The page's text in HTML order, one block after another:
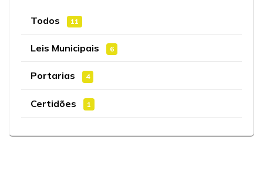
Todos 11
Leis Municipais 6
Portarias 4
Certidões 1